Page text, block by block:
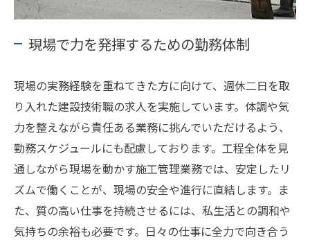
現場で力を発揮するための勤務体制
現場の実務経験を重ねてきた方に向けて、週休二日を取
り入れた建設技術職の求人を実施しています。体調や気
力を整えながら責任ある業務に挑んでいただけるよう、
勤務スケジュールにも配慮しております。工程全体を見
通しながら現場を動かす施工管理業務では、安定したリ
ズムで働くことが、現場の安全や進行に直結します。ま
た、質の高い仕事を持続させるには、私生活との調和や
気持ちの余裕も必要です。日々の仕事に全力で向き合う